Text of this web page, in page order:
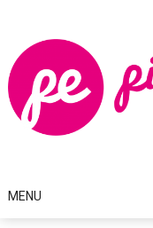
content
MENU